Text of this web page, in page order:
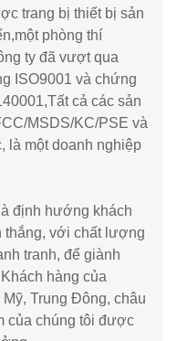
trang bị thiết bị sản
phòng thí
ty đã vượt qua
ISO9001 và chứng
cả các sản
MSDS/KC/PSE và
là một doanh nghiệp
định hướng khách
thắng, với chất lượng
tranh, để giành
hàng của
Trung Đông, châu
của chúng tôi được